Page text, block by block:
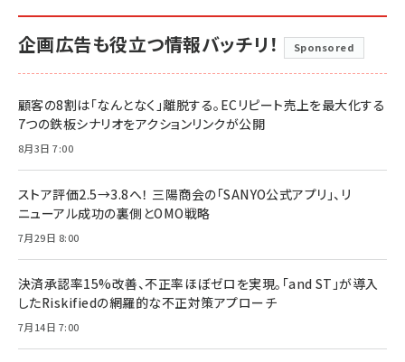
企画広告も役立つ情報バッチリ！ Sponsored
顧客の8割は「なんとなく」離脱する。ECリピート売上を最大化する
7つの鉄板シナリオをアクションリンクが公開
8月3日 7:00
ストア評価2.5→3.8へ！ 三陽商会の「SANYO公式アプリ」、リ
ニューアル成功の裏側とOMO戦略
7月29日 8:00
決済承認率15%改善、不正率ほぼゼロを実現。「and ST」が導入
したRiskifiedの網羅的な不正対策アプローチ
7月14日 7:00